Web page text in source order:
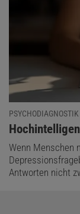
PSYCHODIAGNOSTIK
:
Wenn Menschen
Antworten nicht